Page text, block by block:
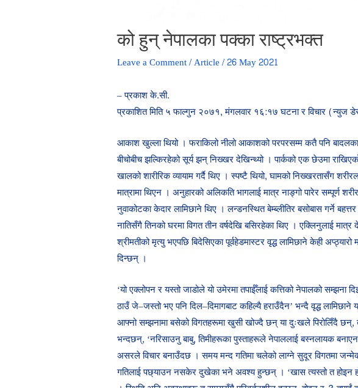
को हुन् नेपालका पक्का राष्ट्रभक्त
Leave a Comment/Article/26 May 2021
– प्रकाश के.सी.
प्रकाशित मिति ५ फाल्गुन २०७१, मंगलवार १६:१७ घटना र विचार (न्युज
आकाश खुल्ला थियो । फराकिलो नीलो आकाशको परपरसम्म कतै पनि
बीचोबीच झल्किरहेको सूर्य झन् निख्खर देखिन्थ्यो । पार्कको एक छेउमा
खालको शारीरिक व्यायाम गर्दै थिए । स्पष्टै थियो, घामको निख्खरतासँग
मात्रामा थिएन । अनुहारको अलिकति भागलाई मात्र नाङ्गो पारेर सम्पूर्ण
नुवाकोटका केदार लामिछाने थिए । लन्डनस्थित बेम्ब्लीतिर बसोबास गर्ने बहत्तर
नातिसँगै तिनको घरमा विगत तीन वर्षदेखि बसिरहेका थिए । एक्लिनुलाई
श्रीमतीको मृत्यु भएपछि बिदेसिएका पूर्वहेडमास्टर वृद्ध लामिछाने केही अप्ठ्यारो
दिन्छन् ।
‘यो एक्लोपन र यस्तो जाडोले यो उमेरमा तपाईँलाई कत्तिको नेपालको सम्झना
ठाउँ जे–जस्तो भए पनि दिल–दिमागबाट कहिल्यै हराउँदैन’ भन्दै वृद्ध लामिछाने
आफ्नो सम्झनामा बसेको विगतहरूमा खुसी खोज्दै छन् या दुःखले पिरोलिँदै छन्,
भन्दछन्, ‘नरिसाउनु बाबु, तिमीहरूका पुस्ताहरूले नेपाललाई बस्नलायक
असरले विचार बनाउँदछ । समय मन्द गतिमा चलेको लाग्ने सुदूर विगतमा
गतिलाई पछ्याउन नसकेर दुखेका भने अवश्य हुन्छन् । ‘खास त्यस्तो त